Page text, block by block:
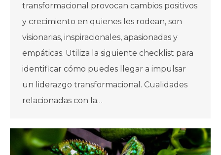
transformacional provocan cambios positivos
y crecimiento en quienes les rodean, son
visionarias, inspiracionales, apasionadas y
empáticas. Utiliza la siguiente checklist para
identificar cómo puedes llegar a impulsar
un liderazgo transformacional. Cualidades
relacionadas con la…